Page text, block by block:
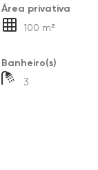
Área privativa
100 m²
Banheiro(s)
3